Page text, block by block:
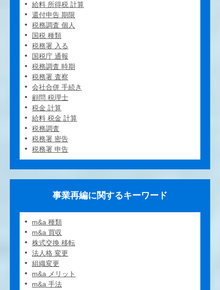
給料 所得税 計算
還付申告 期限
税務調査 個人
国税 種類
税務署 入る
国税庁 通報
税務調査 時期
税務署 査察
会社合併 手続き
顧問 税理士
税金 計算
給料 税金 計算
税務調査
税務署 密告
税務署 申告
事業再編に関するキーワード
m&a 種類
m&a 買収
株式交換 移転
法人格 変更
組織変更
m&a メリット
m&a 手法